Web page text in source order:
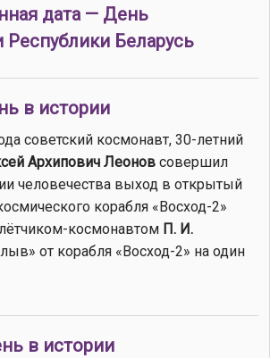
дата — День
Республики Беларусь
в истории
советский космонавт, 30-летний
Архипович Леонов совершил
человечества выход в открытый
корабля «Восход-2»
космонавтом П. И.
от корабля «Восход-2» на один
в истории